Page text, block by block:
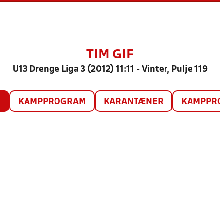
TIM GIF
U13 Drenge Liga 3 (2012) 11:11 - Vinter, Pulje 119
KAMPPROGRAM KARANTÆNER